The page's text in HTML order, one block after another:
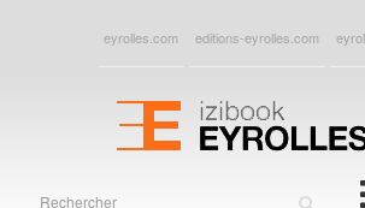
eyrolles.com editions-eyrolles.com